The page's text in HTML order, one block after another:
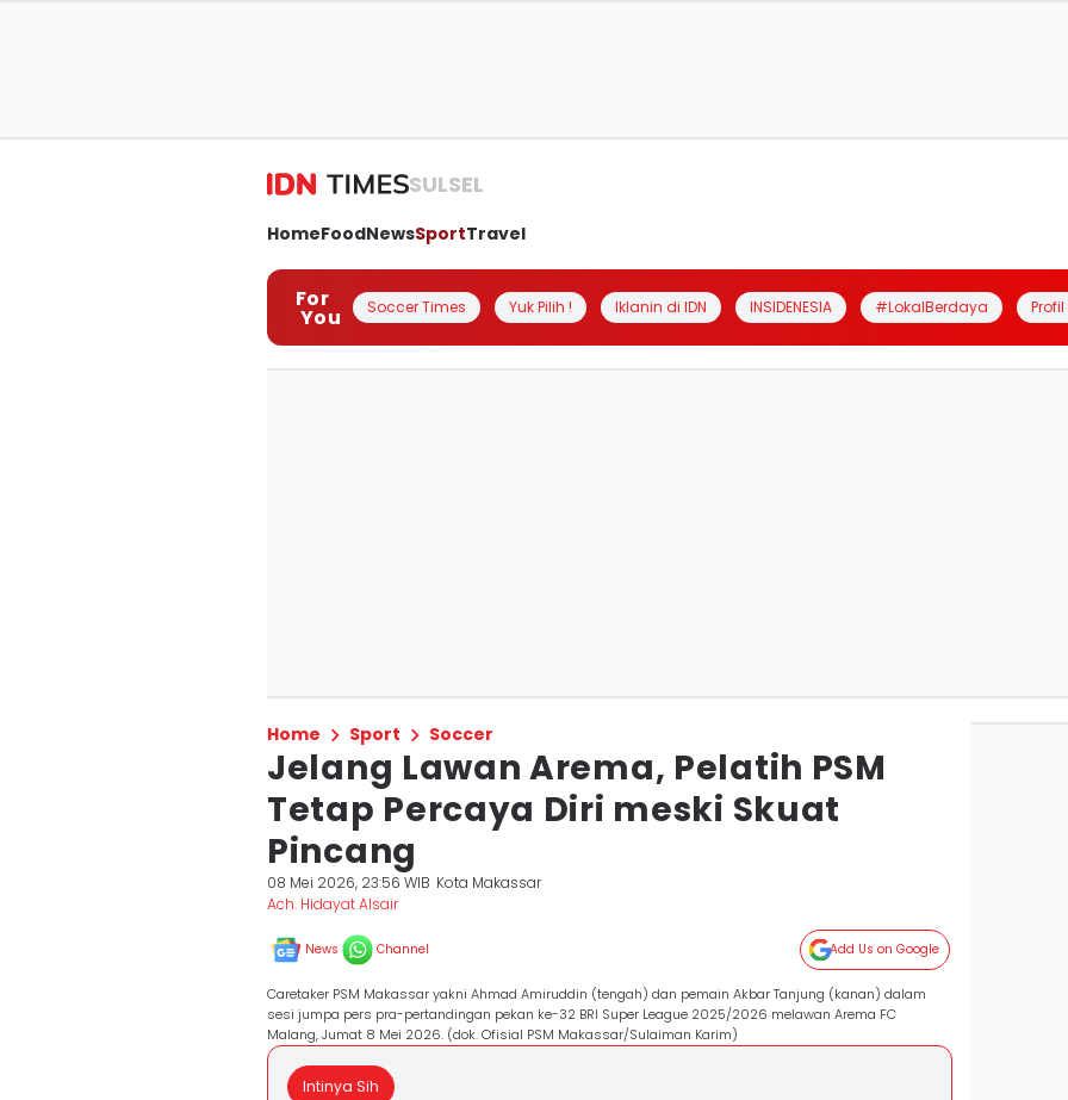
SULSEL
HomeFoodNewsSportTravel
For
You Soccer Times Yuk Pilih ! Iklanin di IDN INSIDENESIA #LokalBerdaya
Home Sport Soccer
Jelang Lawan Arema, Pelatih PSM
Tetap Percaya Diri meski Skuat
Pincang
08 Mei 2026, 23:56 WIB Kota Makassar
Ach. Hidayat Alsair
News Channel Add Us on Google
Caretaker PSM Makassar yakni Ahmad Amiruddin (tengah) dan pemain Akbar Tanjung (kanan) dalam
sesi jumpa pers pra-pertandingan pekan ke-32 BRI Super League 2025/2026 melawan Arema FC
Malang, Jumat 8 Mei 2026. (dok. Ofisial PSM Makassar/Sulaiman Karim)
Intinya Sih